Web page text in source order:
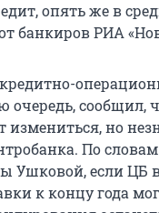
опять же в
банкиров РИА
очередь, сообщил,
но
По
Ушковой, если ЦБ
к концу года